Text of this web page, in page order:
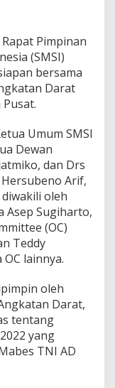
Rapat Pimpinan
(SMSI)
bersama
Darat
Umum SMSI
Dewan
dan Drs
Arif,
oleh
Asep Sugiharto,
(OC)
Teddy
lainnya.
oleh
Darat,
tentang
yang
TNI AD